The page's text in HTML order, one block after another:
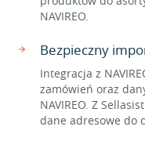
NAVIREO.
Bezpieczny
Integracja z
zamówień oraz
NAVIREO. Z
dane adresowe do